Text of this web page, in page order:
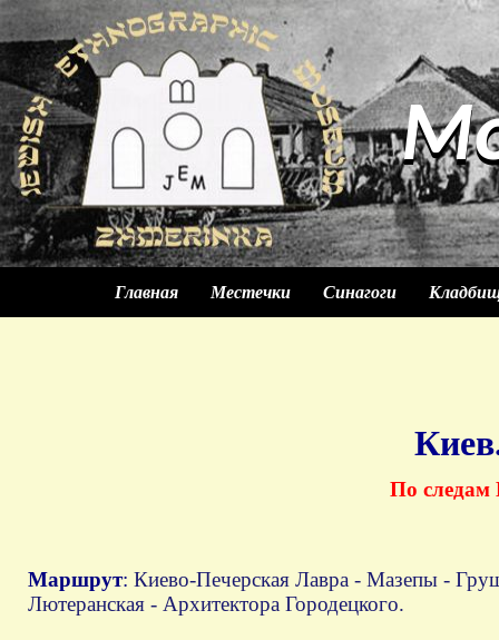
По следам
Маршрут: Киево-Печерская Лавра - Мазепы -
Лютеранская - Архитектора Городецкого.
Главная Местечки Синагоги